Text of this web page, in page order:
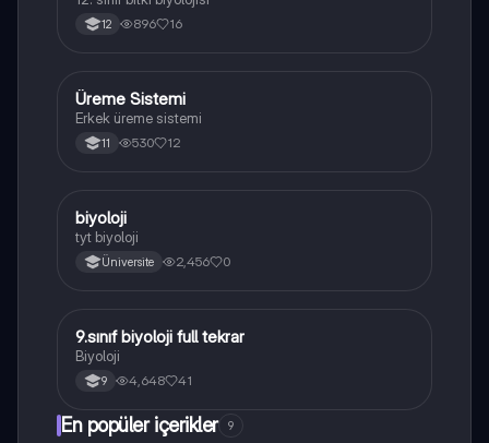
12 896 16
Biyoloji
Üreme Sistemi
Erkek üreme sistemi
11 530 12
BBiyoloji
biyoloji
tyt biyoloji
Üniversite 2,456 0
Biyoloji
9.sınıf biyoloji full tekrar
Biyoloji
9 4,648 41
En popüler içerikler 9